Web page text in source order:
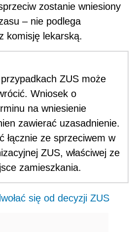
zostanie wniesiony
– nie podlega
komisję lekarską.
ZUS może
Wniosek o
na wniesienie
zawierać uzasadnienie.
łącznie ze sprzeciwem w
ZUS, właściwej ze
zamieszkania.
się od decyzji ZUS